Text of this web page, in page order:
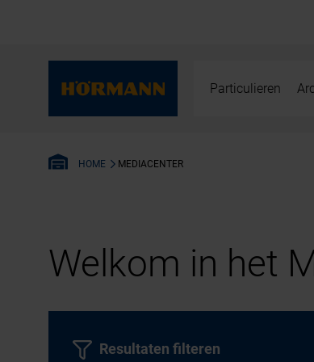
Particulieren
HOME MEDIACENTER
Welkom in het
Resultaten filteren